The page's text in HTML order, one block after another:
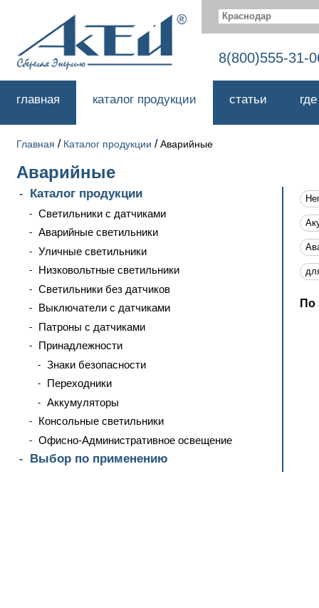
Краснодар
8(800)555-31-
главная каталог продукции статьи
Главная / Каталог продукции /Аварийные
Аварийные
Каталог продукции
Светильники с датчиками
Аварийные светильники
Уличные светильники
Низковольтные светильники
Светильники без датчиков
Выключатели с датчиками
Патроны с датчиками
Принадлежности
Знаки безопасности
Переходники
Аккумуляторы
Консольные светильники
Офисно-Административное освещение
Выбор по применению
По